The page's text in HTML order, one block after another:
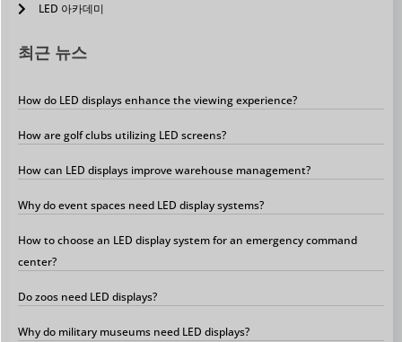
LED 아카데미
최근 뉴스
How do LED displays enhance the viewing experience?
How are golf clubs utilizing LED screens?
How can LED displays improve warehouse management?
Why do event spaces need LED display systems?
How to choose an LED display system for an emergency command
center?
Do zoos need LED displays?
Why do military museums need LED displays?